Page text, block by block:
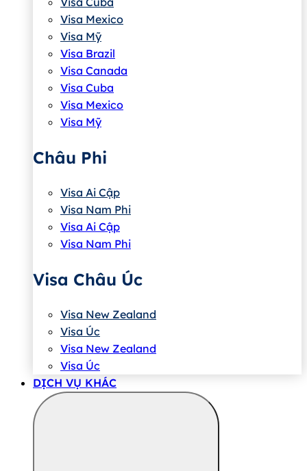
Visa Mexico
Visa Mỹ
Visa Brazil
Visa Canada
Visa Cuba
Visa Mexico
Visa Mỹ
Châu Phi
Visa Ai Cập
Visa Nam Phi
Visa Ai Cập
Visa Nam Phi
Visa Châu Úc
Visa New Zealand
Visa Úc
Visa New Zealand
Visa Úc
DỊCH VỤ KHÁC